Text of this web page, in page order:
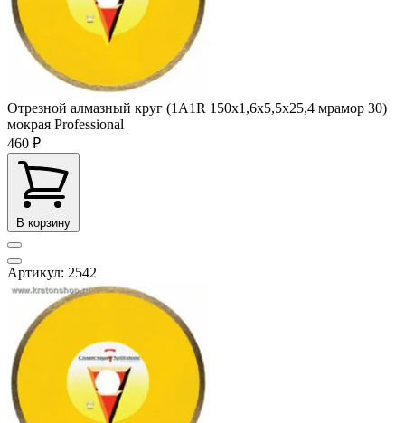
Отрезной алмазный круг (1A1R 150x1,6x5,5x25,4 мрамор 30)
мокрая Professional
460 ₽
В корзину
Артикул: 2542